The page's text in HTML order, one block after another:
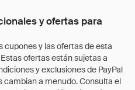
y ofertas para